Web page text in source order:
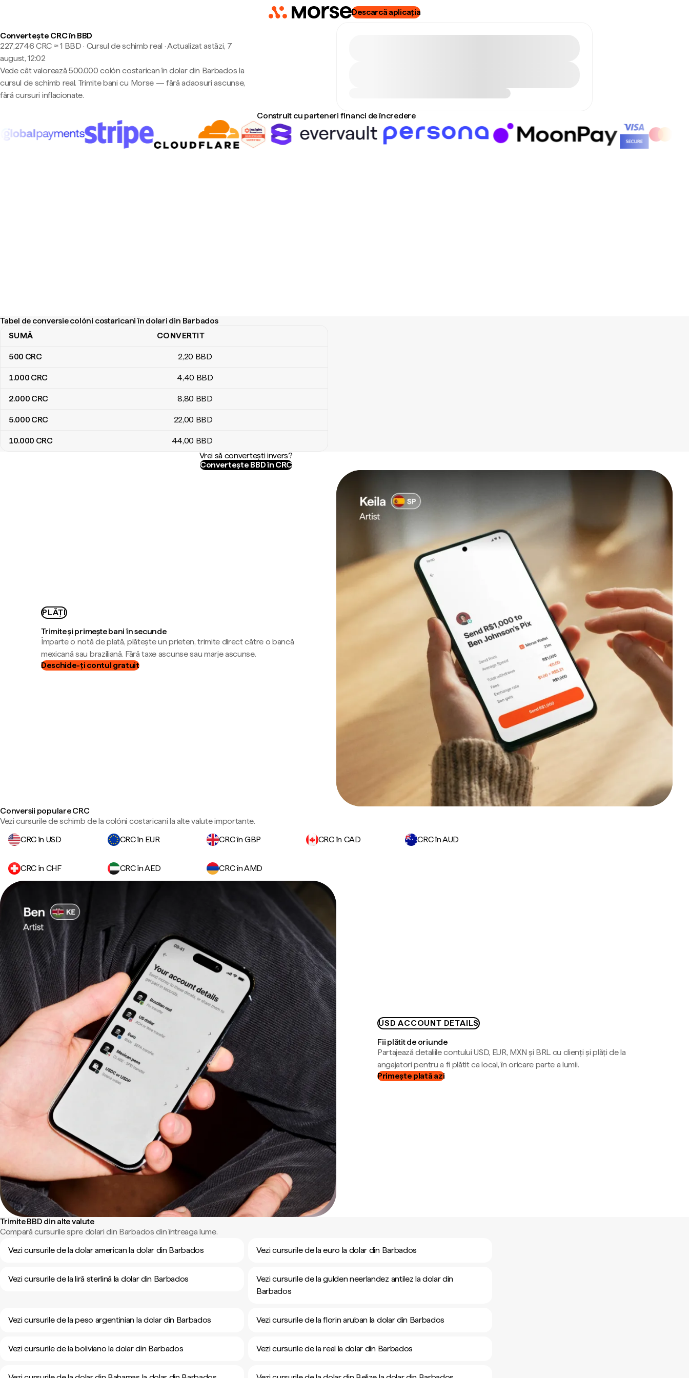
Descarcă aplicația
Convertește CRC în BBD
227,2746 CRC ≈ 1 BBD · Cursul de schimb real ·Actualizat astăzi, 7
august, 12:02
Vede cât valorează 500.000 colón costarican în dolar din Barbados la
cursul de schimb real. Trimite bani cu Morse — fără adaosuri ascunse,
fără cursuri inflacionate.
Construit cu parteneri financi de încredere
Tabel de conversie colóni costaricani în dolari din Barbados
Tabel de conversie colóni costaricani în dolari din Barbados
SUMĂ CONVERTIT
500 CRC 2,20 BBD
1.000 CRC 4,40 BBD
2.000 CRC 8,80 BBD
5.000 CRC 22,00 BBD
10.000 CRC 44,00 BBD
Vrei să convertești invers?
Convertește BBD în CRC
PLĂȚI
Trimite și primește bani în secunde
Împarte o notă de plată, plătește un prieten, trimite direct către o bancă
mexicană sau braziliană. Fără taxe ascunse sau marje ascunse.
Deschide-ți contul gratuit
Conversii populare CRC
Vezi cursurile de schimb de la colóni costaricani la alte valute importante.
CRC în USD
CRC în EUR CRC în GBP CRC în CAD CRC în AUD
CRC în CHF CRC în AED CRC în AMD
USD ACCOUNT DETAILS
Fii plătit de oriunde
Partajează detaliile contului USD, EUR, MXN și BRL cu clienți și plăți de la
angajatori pentru a fi plătit ca local, în oricare parte a lumii.
Primește plată azi
Trimite BBD din alte valute
Compară cursurile spre dolari din Barbados din întreaga lume.
Vezi cursurile de la dolar american la dolar din Barbados
Vezi cursurile de la euro la dolar din Barbados
Vezi cursurile de la liră sterlină la dolar din Barbados
Vezi cursurile de la gulden neerlandez antilez la dolar din
Barbados
Vezi cursurile de la peso argentinian la dolar din Barbados Vezi cursurile de la florin aruban la dolar din Barbados
Vezi cursurile de la boliviano la dolar din Barbados Vezi cursurile de la real la dolar din Barbados